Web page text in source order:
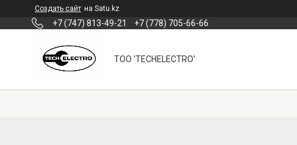
Создать сайт на Satu.kz
+7 (747) 813-49-21 +7 (778) 705-66-66
ТОО 'TECHELECTRO'